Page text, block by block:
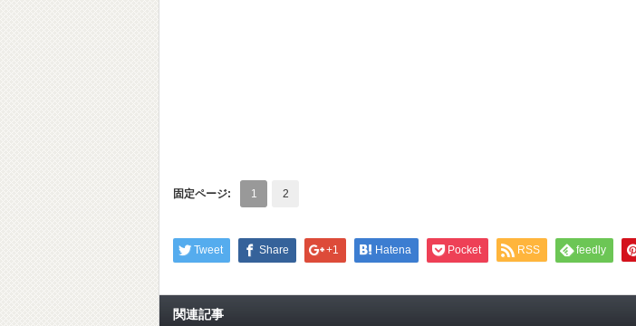
固定ページ: 1 2
Tweet Share +1 Hatena Pocket RSS feedly
関連記事